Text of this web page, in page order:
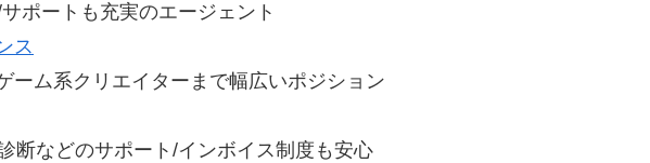
ポートも充実のエージェント
ス
ーム系クリエイターまで幅広いポジション
断などのサポート/インボイス制度も安心